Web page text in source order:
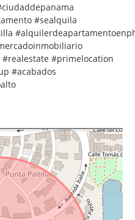
#sealquila
#primelocation
#acabados